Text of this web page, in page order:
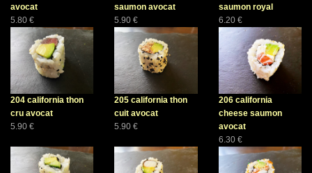
avocat
5.80 €
saumon avocat
5.90 €
saumon royal
6.20 €
204 california thon
cru avocat
5.90 €
205 california thon
cuit avocat
5.90 €
206 california
cheese saumon
avocat
6.30 €